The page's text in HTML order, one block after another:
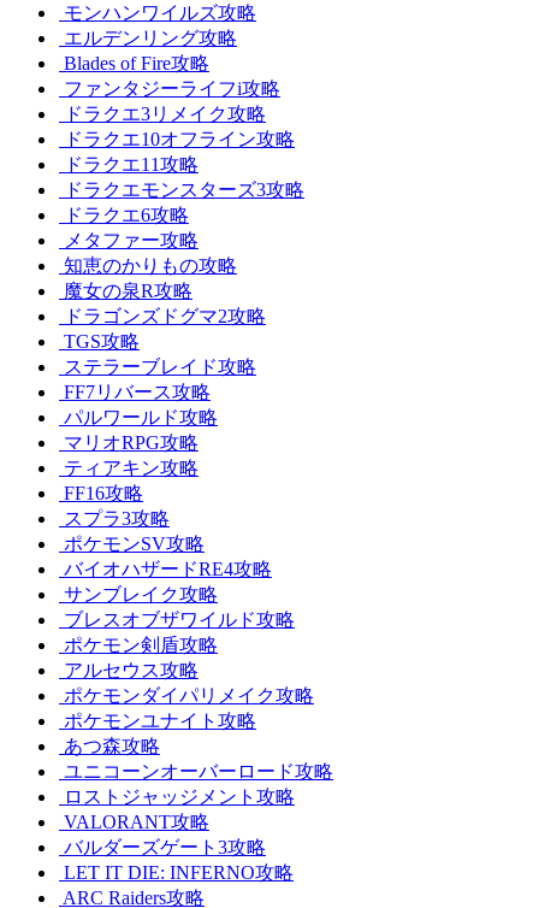
モンハンワイルズ攻略
エルデンリング攻略
Blades of Fire攻略
ファンタジーライフi攻略
ドラクエ3リメイク攻略
ドラクエ10オフライン攻略
ドラクエ11攻略
ドラクエモンスターズ3攻略
ドラクエ6攻略
メタファー攻略
知恵のかりもの攻略
魔女の泉R攻略
ドラゴンズドグマ2攻略
TGS攻略
ステラーブレイド攻略
FF7リバース攻略
パルワールド攻略
マリオRPG攻略
ティアキン攻略
FF16攻略
スプラ3攻略
ポケモンSV攻略
バイオハザードRE4攻略
サンブレイク攻略
ブレスオブザワイルド攻略
ポケモン剣盾攻略
アルセウス攻略
ポケモンダイパリメイク攻略
ポケモンユナイト攻略
あつ森攻略
ユニコーンオーバーロード攻略
ロストジャッジメント攻略
VALORANT攻略
バルダーズゲート3攻略
LET IT DIE: INFERNO攻略
ARC Raiders攻略